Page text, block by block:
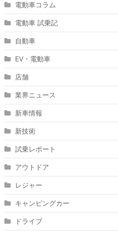
電動車コラム
電動車 試乗記
自動車
EV・電動車
店舗
業界ニュース
新車情報
新技術
試乗レポート
アウトドア
レジャー
キャンピングカー
ドライブ